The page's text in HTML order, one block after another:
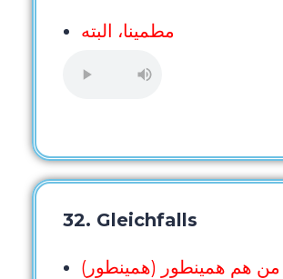
مطمینا، البته
32. Gleichfalls
من هم همینطور (همینطور)